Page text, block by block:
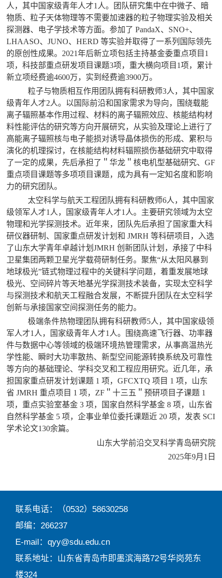
人，其中国家级青年人才1人。团队研究集中在中微子、暗
物质、粒子天体物理等不需要加速器的粒子物理实验及相关
探测器、电子学技术等方面。参加了 PandaX、SNO+、
LHAASO、JUNO、HERD 等实验并取得了一系列国际领先
的原创性成果。2021年后新立项包括主持基金委重点项目1
项，科技部重点研发项目课题3项，重大横向项目1项，累计
新立项经费逾4600万，实到经费逾3900万。
粒子与物质相互作用团队拥有科研教师3人，其中国家
级青年人才2人。以国际前沿和国家需求为导向，围绕载能
离子辐照基本作用过程、材料的离子辐照效应、核能结构材
料性能评估的研究等方向开展研究，从实验及理论上进行了
高能离子辐照核与电子能损对诱导晶体损伤的形成、累积与
演化的机理探讨，在核能结构材料辐照损伤基础研究中取得
了一定的成果，先后承担了＂华龙＂核电机型基础研究、GF
重点项目课题等多项项目课题，成为具有一定知名度和影响
力的研究团队。
太空科学与航天工程团队拥有科研教师6人，其中国家
级领军人才1人，国家级青年人才1人。主要研究领域为太空
物理和光学探测技术。近年来，团队先后承担了国家重大科
研仪器研制、国家重点研发计划和 JMRH 等科研项目，入选
了山东大学青年卓越计划JMRH 创新团队计划，承接了中科
卫星集团两颗卫星光学载荷研制任务。聚焦“从太阳风暴到
地球极光”链式物理过程中的关键科学问题，着重发展地球
极光、空间碎片等天地基光学探测技术装备，实现太空科学
与探测技术和航天工程融合发展，不断提升团队在太空科学
创新与承接国家空间探测任务的能力。
极端条件热物理团队拥有科研教师5人，其中国家级领
军人才1人，国家级青年人才1人。围绕高速飞行器、功率器
件与数据中心等领域的极端环境热管理需求，从事高温热光
学性能、瞬时大功率散热、新型空间能源转换系统及可靠性
等方向的基础理论、学科交叉和工程应用研究。近几年，承
担国家重点研发计划课题 1 项，GFCXTQ 项目 1 项，山东
省 JMRH 重点项目 1 项，ZF＂十三五＂预研项目子课题 1
项，重点实验室基金 3 项，国家自然科学基金 8 项，山东省
自然科学基金 5 项，企事业单位委托课题近 20 项，发表 SCI
学术论文130余篇。
山东大学前沿交叉科学青岛研究院
2025年9月1日
联系电话：（0532）58630258
邮编：266237
E-mail：qyy@sdu.edu.cn
联系地址：山东省青岛市即墨滨海路72号华岗苑东
楼324